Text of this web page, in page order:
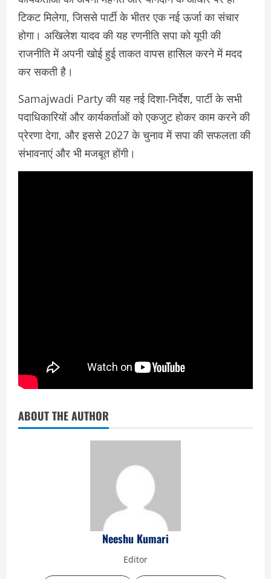
टिकट मिलेगा, जिससे पार्टी के भीतर एक नई ऊर्जा का संचार
होगा। अखिलेश यादव की यह रणनीति सपा को यूपी की
राजनीति में अपनी खोई हुई ताकत वापस हासिल करने में मदद
कर सकती है।
Samajwadi Party की यह नई दिशा-निर्देश, पार्टी के सभी
पदाधिकारियों और कार्यकर्ताओं को एकजुट होकर काम करने की
प्रेरणा देगा, और इससे 2027 के चुनाव में सपा की सफलता की
संभावनाएं और भी मजबूत होंगी।
ABOUT THE AUTHOR
Neeshu Kumari
Editor